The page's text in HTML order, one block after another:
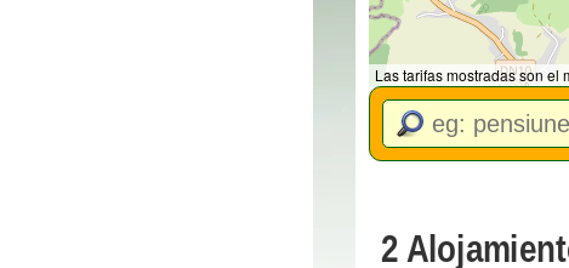
Las tarifas mostradas son el
2